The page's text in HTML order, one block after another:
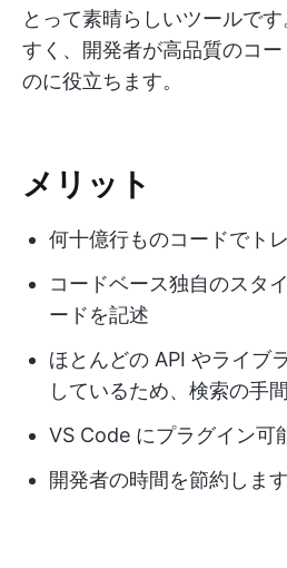
とって素晴らしいツールで
すく、開発者が高品質のコー
のに役立ちます。
メリット
何十億行ものコードでト
コードベース独自のスタ
ードを記述
ほとんどの API やライブ
しているため、検索の手
VS Code にプラグイン可
開発者の時間を節約します